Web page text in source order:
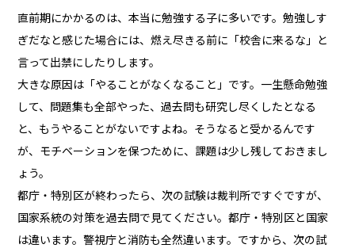
直前期にかかるのは、本当に勉強する子に多いです。勉強しす
ぎだなと感じた場合には、燃え尽きる前に「校舎に来るな」と
言って出禁にしたりします。
大きな原因は「やることがなくなること」です。一生懸命勉強
して、問題集も全部やった、過去問も研究し尽くしたとなる
と、もうやることがないですよね。そうなると受かるんです
が、モチベーションを保つために、課題は少し残しておきまし
ょう。
都庁・特別区が終わったら、次の試験は裁判所ですぐですが、
国家系統の対策を過去問で見てください。都庁・特別区と国家
は違います。警視庁と消防も全然違います。ですから、次の試